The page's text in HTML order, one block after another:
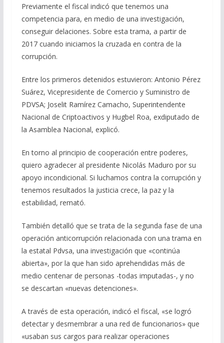
Previamente el fiscal indicó que tenemos una
competencia para, en medio de una investigación,
conseguir delaciones. Sobre esta trama, a partir de
2017 cuando iniciamos la cruzada en contra de la
corrupción.
Entre los primeros detenidos estuvieron: Antonio Pérez
Suárez, Vicepresidente de Comercio y Suministro de
PDVSA; Joselit Ramírez Camacho, Superintendente
Nacional de Criptoactivos y Hugbel Roa, exdiputado de
la Asamblea Nacional, explicó.
En torno al principio de cooperación entre poderes,
quiero agradecer al presidente Nicolás Maduro por su
apoyo incondicional. Si luchamos contra la corrupción y
tenemos resultados la justicia crece, la paz y la
estabilidad, remató.
También detalló que se trata de la segunda fase de una
operación anticorrupción relacionada con una trama en
la estatal Pdvsa, una investigación que «continúa
abierta», por la que han sido aprehendidas más de
medio centenar de personas -todas imputadas-, y no
se descartan «nuevas detenciones».
A través de esta operación, indicó el fiscal, «se logró
detectar y desmembrar a una red de funcionarios» que
«usaban sus cargos para realizar operaciones